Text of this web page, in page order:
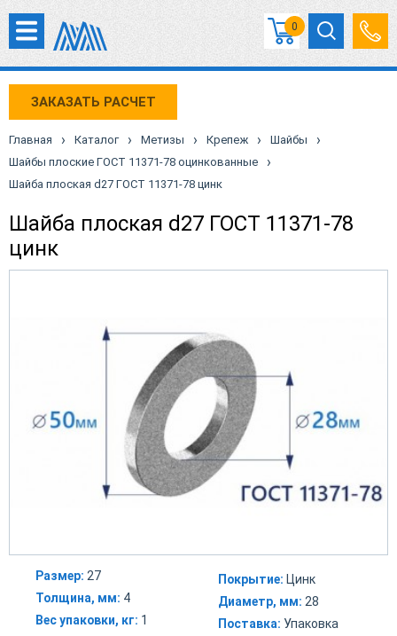
0
ЗАКАЗАТЬ РАСЧЕТ
Главная › Каталог › Метизы › Крепеж › Шайбы ›
Шайбы плоские ГОСТ 11371-78 оцинкованные ›
Шайба плоская d27 ГОСТ 11371-78 цинк
Шайба плоская d27 ГОСТ 11371-78
цинк
Размер: 27
Толщина, мм: 4
Вес упаковки, кг: 1
Покрытие: Цинк
Диаметр, мм: 28
Поставка: Упаковка